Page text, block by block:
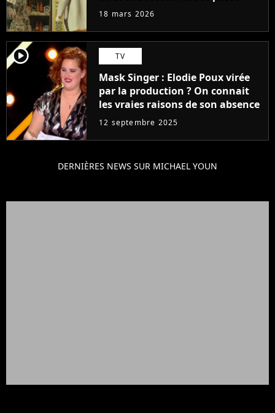
18 mars 2026
player2 TV
Mask Singer : Elodie Poux virée
par la production ? On connait
les vraies raisons de son absence
12 septembre 2025
DERNIÈRES NEWS SUR MICHAEL YOUN